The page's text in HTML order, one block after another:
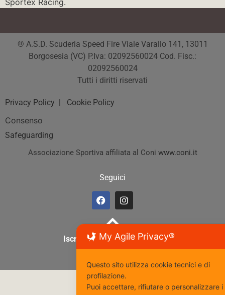
Sportex Racing.
® A.S.D. Scuderia Speed Fire Viale Varallo 141, 13011
Borgosesia (VC) P.Iva: 02092560024 Cod. Fisc.:
02092560024
Tutti i diritti riservati
Privacy Policy | Cookie Policy
Consenso
Safeguarding
Associazione Sportiva affiliata al Coni www.coni.it
Seguici
Iscriviti al nostro gruppo Fb
My Agile Privacy®
Questo sito utilizza cookie tecnici e di
profilazione.
Puoi accettare, rifiutare o personalizzare i